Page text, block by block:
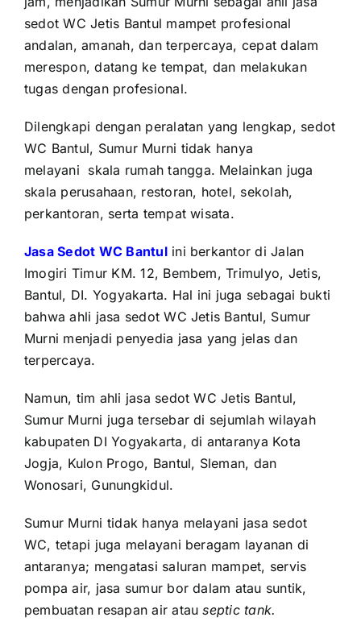
sedot WC Jetis Bantul mampet profesional
andalan, amanah, dan terpercaya, cepat dalam
merespon, datang ke tempat, dan melakukan
tugas dengan profesional.
Dilengkapi dengan peralatan yang lengkap, sedot
WC Bantul, Sumur Murni tidak hanya
melayani skala rumah tangga. Melainkan juga
skala perusahaan, restoran, hotel, sekolah,
perkantoran, serta tempat wisata.
Jasa Sedot WC Bantulini berkantor di Jalan
Imogiri Timur KM. 12, Bembem, Trimulyo, Jetis,
Bantul, DI. Yogyakarta. Hal ini juga sebagai bukti
bahwa ahli jasa sedot WC Jetis Bantul, Sumur
Murni menjadi penyedia jasa yang jelas dan
terpercaya.
Namun, tim ahli jasa sedot WC Jetis Bantul,
Sumur Murni juga tersebar di sejumlah wilayah
kabupaten DI Yogyakarta, di antaranya Kota
Jogja, Kulon Progo, Bantul, Sleman, dan
Wonosari, Gunungkidul.
Sumur Murni tidak hanya melayani jasa sedot
WC, tetapi juga melayani beragam layanan di
antaranya; mengatasi saluran mampet, servis
pompa air, jasa sumur bor dalam atau suntik,
pembuatan resapan air atauseptic tank.